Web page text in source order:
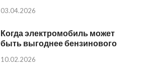
03.04.2026
Когда электромобиль может
быть выгоднее бензинового
10.02.2026